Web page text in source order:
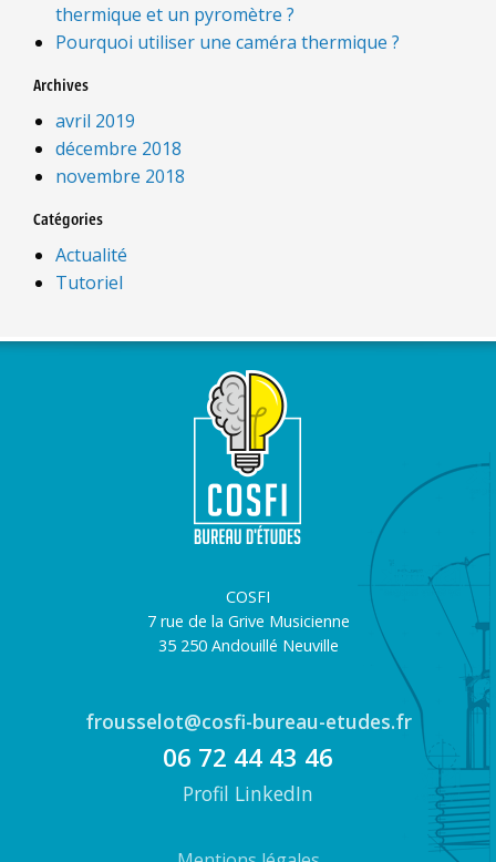
thermique et un pyromètre ?
Pourquoi utiliser une caméra thermique ?
Archives
avril 2019
décembre 2018
novembre 2018
Catégories
Actualité
Tutoriel
COSFI
7 rue de la Grive Musicienne
35 250 Andouillé Neuville
frousselot@cosfi-bureau-etudes.fr
06 72 44 43 46
Profil LinkedIn